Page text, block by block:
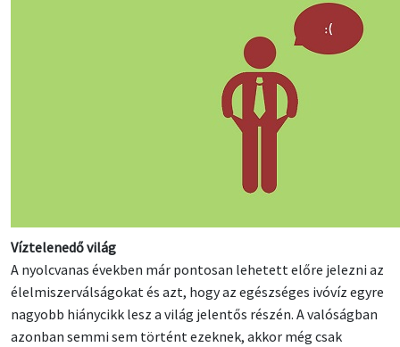
Víztelenedő világ
A nyolcvanas években már pontosan lehetett előre jelezni az
élelmiszerválságokat és azt, hogy az egészséges ivóvíz egyre
nagyobb hiánycikk lesz a világ jelentős részén. A valóságban
azonban semmi sem történt ezeknek, akkor még csak